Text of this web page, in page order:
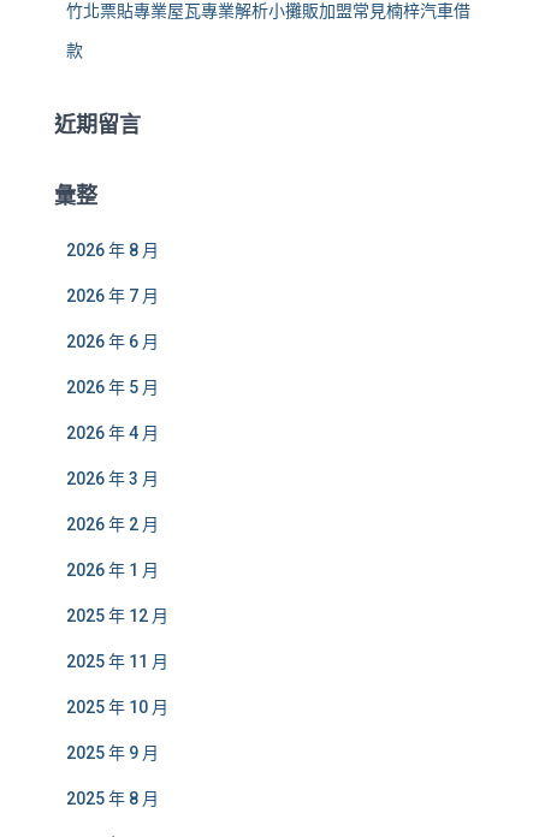
竹北票貼專業屋瓦專業解析小攤販加盟常見楠梓汽車借
款
近期留言
彙整
2026 年 8 月
2026 年 7 月
2026 年 6 月
2026 年 5 月
2026 年 4 月
2026 年 3 月
2026 年 2 月
2026 年 1 月
2025 年 12 月
2025 年 11 月
2025 年 10 月
2025 年 9 月
2025 年 8 月